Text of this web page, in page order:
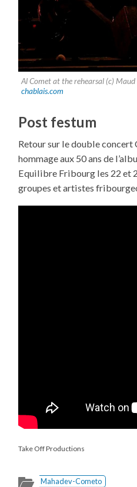
Al Comet at the rehearsal (c)
chablais.com
Post festum
Retour sur le double concert
hommage aux 50 ans de
Equilibre Fribourg les 22 et
groupes et artistes
Take Off Productions
Mahadev-Cometo